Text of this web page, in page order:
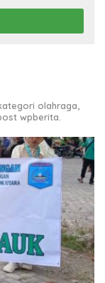
olahraga,
wpberita.